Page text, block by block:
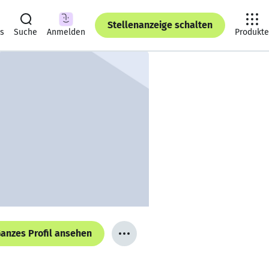
Suche Anmelden
Stellenanzeige schalten
Produkte
Profil ansehen